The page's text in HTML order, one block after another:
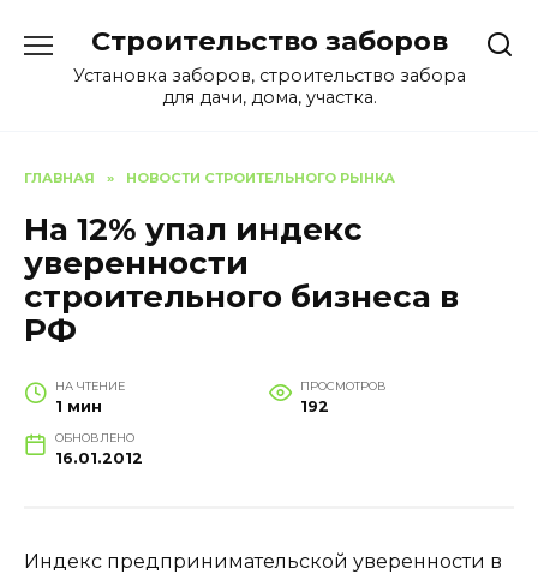
содержанию
Строительство заборов
Установка заборов, строительство забора
для дачи, дома, участка.
ГЛАВНАЯ » НОВОСТИ СТРОИТЕЛЬНОГО РЫНКА
На 12% упал индекс
уверенности
строительного бизнеса в
РФ
НА ЧТЕНИЕ
1 мин
ПРОСМОТРОВ
192
ОБНОВЛЕНО
16.01.2012
Индекс предпринимательской уверенности в